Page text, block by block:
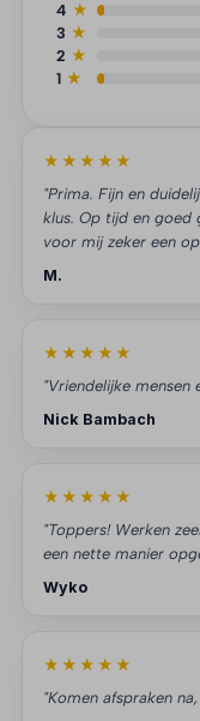
4 ★
3 ★
2 ★
1 ★
★★★★★
"Prima. Fijn en
klus. Op tijd en goed
voor mij zeker een
M.
★★★★★
"Vriendelijke mensen
Nick Bambach
★★★★★
"Toppers! Werken
een nette manier
Wyko
★★★★★
"Komen afspraken